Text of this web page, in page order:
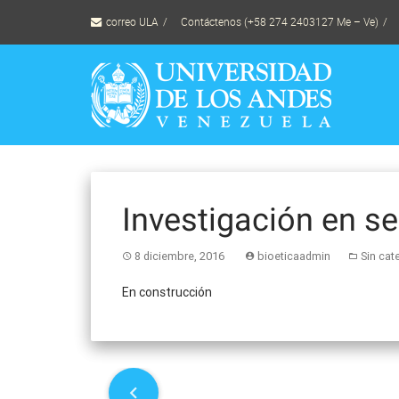
content
correo ULA Contáctenos (+58 274 2403127 Me – Ve)
Investigación en
8 diciembre, 2016 bioeticaadmin Sin
En construcción